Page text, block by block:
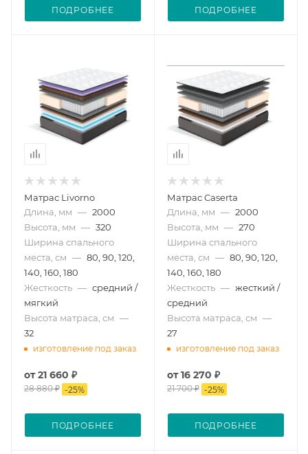
ПОДРОБНЕЕ ПОДРОБНЕЕ
Матрас Livorno
Длина, мм — 2000
Высота, мм — 320
Ширина спального
места, см — 80, 90, 120,
140, 160, 180
Жесткость — средний /
мягкий
Высота матраса, см —
32
изготовление под заказ
от21 660 ₽
28 880 ₽ -25%
ПОДРОБНЕЕ
Матрас Caserta
Длина, мм — 2000
Высота, мм — 270
Ширина спального
места, см — 80, 90, 120,
140, 160, 180
Жесткость — жесткий /
средний
Высота матраса, см —
27
изготовление под заказ
от16 270 ₽
21 700 ₽ -25%
ПОДРОБНЕЕ